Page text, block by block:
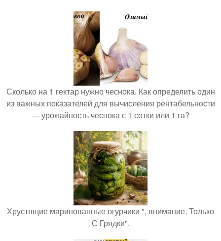
Сколько на 1 гектар нужно чеснока. Как определить один
из важных показателей для вычисления рентабельности
— урожайность чеснока с 1 сотки или 1 га?
Хрустящие маринованные огурчики ", внимание, Только
С Грядки".